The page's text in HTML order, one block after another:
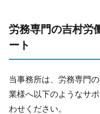
労務専門の吉村労
ート
当事務所は、労務専門
業様へ以下のようなサ
わせください。